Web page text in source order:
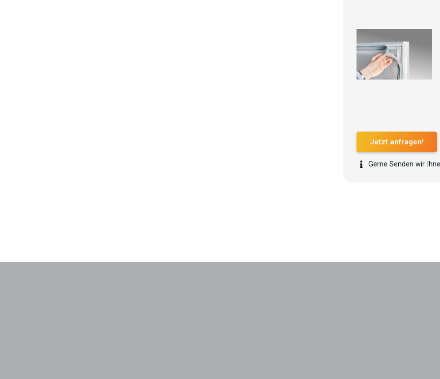
Jetzt anfragen!
Gerne Senden wir